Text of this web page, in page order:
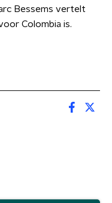
Bessems vertelt
Colombia is.